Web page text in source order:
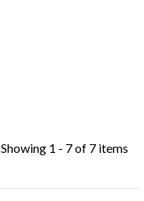
Showing 1 - 7 of 7 items